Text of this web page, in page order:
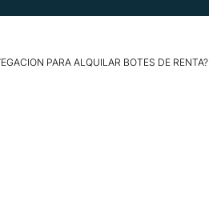
PARA ALQUILAR BOTES DE RENTA?